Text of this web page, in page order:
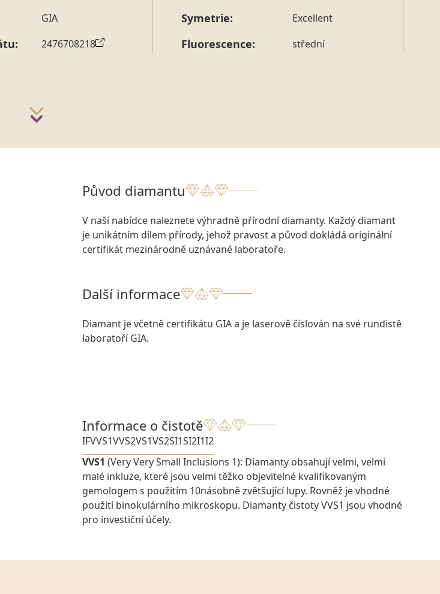
GIA
2476708218
Symetrie: Excellent
Fluorescence: střední
Původ diamantu
V naší nabídce naleznete výhradně přírodní diamanty. Každý diamant
je unikátním dílem přírody, jehož pravost a původ dokládá originální
certifikát mezinárodně uznávané laboratoře.
Další informace
Diamant je včetně certifikátu GIA a je laserově číslován na své rundistě
laboratoří GIA.
Informace o čistotě
IFVVS1VVS2VS1VS2SI1SI2I1I2
VVS1 (Very Very Small Inclusions 1): Diamanty obsahují velmi, velmi
malé inkluze, které jsou velmi těžko objevitelné kvalifikovaným
gemologem s použitím 10násobně zvětšující lupy. Rovněž je vhodné
použití binokulárního mikroskopu. Diamanty čistoty VVS1 jsou vhodné
pro investiční účely.